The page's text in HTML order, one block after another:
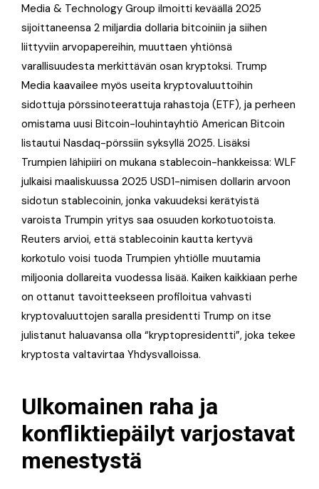
Media & Technology Group ilmoitti keväällä 2025
sijoittaneensa 2 miljardia dollaria bitcoiniin ja siihen
liittyviin arvopapereihin, muuttaen yhtiönsä
varallisuudesta merkittävän osan kryptoksi. Trump
Media kaavailee myös useita kryptovaluuttoihin
sidottuja pörssinoteerattuja rahastoja (ETF), ja perheen
omistama uusi Bitcoin-louhintayhtiö American Bitcoin
listautui Nasdaq-pörssiin syksyllä 2025. Lisäksi
Trumpien lähipiiri on mukana stablecoin-hankkeissa: WLF
julkaisi maaliskuussa 2025 USD1-nimisen dollarin arvoon
sidotun stablecoinin, jonka vakuudeksi kerätyistä
varoista Trumpin yritys saa osuuden korkotuotoista.
Reuters arvioi, että stablecoinin kautta kertyvä
korkotulo voisi tuoda Trumpien yhtiölle muutamia
miljoonia dollareita vuodessa lisää. Kaiken kaikkiaan perhe
on ottanut tavoitteekseen profiloitua vahvasti
kryptovaluuttojen saralla presidentti Trump on itse
julistanut haluavansa olla “kryptopresidentti”, joka tekee
kryptosta valtavirtaa Yhdysvalloissa.
Ulkomainen raha ja
konfliktiepäilyt varjostavat
menestystä